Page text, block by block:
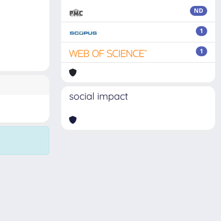
ND
1
1
social impact